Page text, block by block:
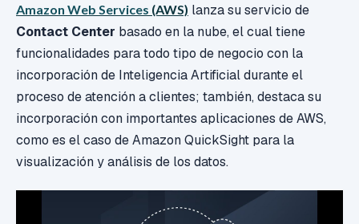
Amazon Web Services (AWS) lanza su servicio de
Contact Center basado en la nube, el cual tiene
funcionalidades para todo tipo de negocio con la
incorporación de Inteligencia Artificial durante el
proceso de atención a clientes; también, destaca su
incorporación con importantes aplicaciones de AWS,
como es el caso deAmazon QuickSight para la
visualización y análisis de los datos.